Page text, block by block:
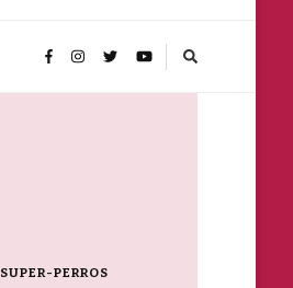
SUPER-PERROS